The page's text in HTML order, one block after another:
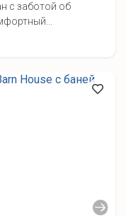
с заботой об